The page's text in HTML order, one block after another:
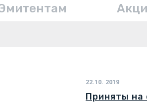
22.10. 2019
Приняты на